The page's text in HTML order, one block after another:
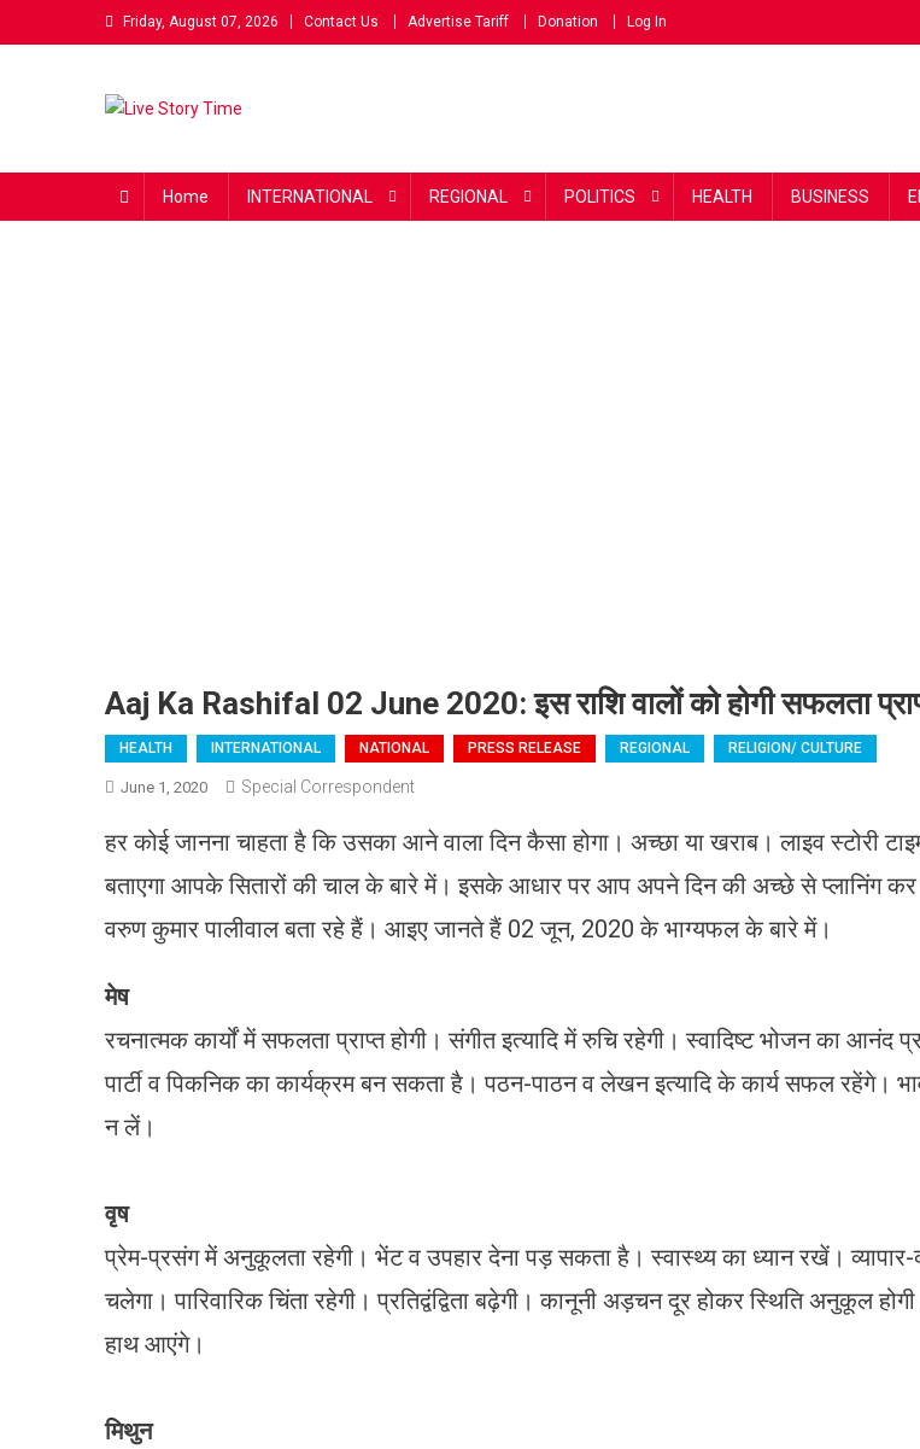
to
Friday, August 07, 2026 Contact Us Advertise Tariff Donation Log In
Home INTERNATIONAL REGIONAL POLITICS HEALTH BUSINESS
Aaj Ka Rashifal 02 June 2020: इस राशि वालों को होगी सफलता
HEALTH INTERNATIONAL NATIONAL PRESS RELEASE REGIONAL RELIGION/ CULTURE
June 1, 2020 Special Correspondent
हर कोई जानना चाहता है कि उसका आने वाला दिन कैसा होगा। अच्छा या खराब। लाइव स्टोरी
बताएगा आपके सितारों की चाल के बारे में। इसके आधार पर आप अपने दिन की अच्छे से प्लानिंग
वरुण कुमार पालीवाल बता रहे हैं। आइए जानते हैं 02 जून, 2020 के भाग्यफल के बारे में।
मेष
रचनात्मक कार्यों में सफलता प्राप्त होगी। संगीत इत्यादि में रुचि रहेगी। स्वादिष्ट भोजन का आनंद
पार्टी व पिकनिक का कार्यक्रम बन सकता है। पठन-पाठन व लेखन इत्यादि के कार्य सफल रहेंगे।
न लें।
वृष
प्रेम-प्रसंग में अनुकूलता रहेगी। भेंट व उपहार देना पड़ सकता है। स्वास्थ्य का ध्यान रखें। व्यापार-
चलेगा। पारिवारिक चिंता रहेगी। प्रतिद्वंद्विता बढ़ेगी। कानूनी अड़चन दूर होकर स्थिति अनुकूल
हाथ आएंगे।
मिथुन